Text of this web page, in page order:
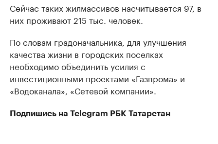
Сейчас таких жилмассивов насчитывается 97, в
них проживают 215 тыс. человек.
По словам градоначальника, для улучшения
качества жизни в городских поселках
необходимо объединить усилия с
инвестиционными проектами «Газпрома» и
«Водоканала», «Сетевой компании».
Подпишись на Telegram РБК Татарстан